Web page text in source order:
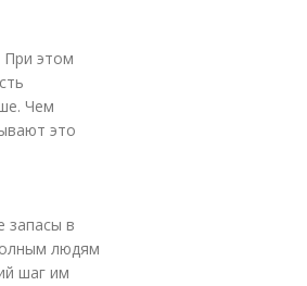
При этом
Чем
это
запасы в
людям
шаг им